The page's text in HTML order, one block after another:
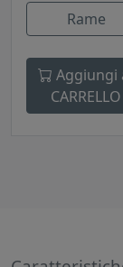
Rame
Aggiungi
CARRELLO